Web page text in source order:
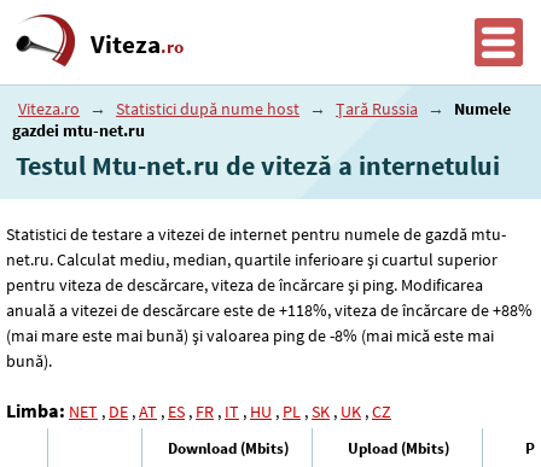
Viteza.ro
Viteza.ro → Statistici după nume host → Țară Russia →
Numele
gazdei mtu-net.ru
Testul Mtu-net.ru de viteză a internetului
Statistici de testare a vitezei de internet pentru numele de gazdă mtu-
net.ru. Calculat mediu, median, quartile inferioare și cuartul superior
pentru viteza de descărcare, viteza de încărcare și ping. Modificarea
anuală a vitezei de descărcare este de +118%, viteza de încărcare de +88%
(mai mare este mai bună) și valoarea ping de -8% (mai mică este mai
bună).
Limba: NET , DE ,AT , ES , FR , IT , HU , PL ,SK , UK ,CZ
Download (Mbits) Upload (Mbits)